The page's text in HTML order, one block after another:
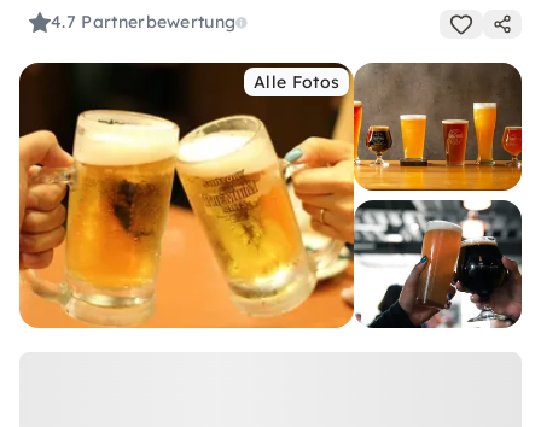
4.7 Partnerbewertung
Alle Fotos